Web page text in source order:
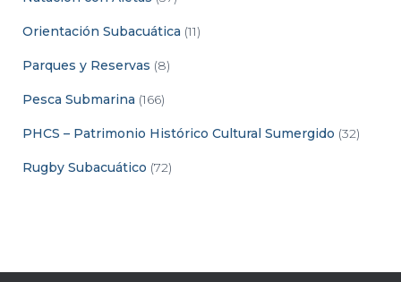
Orientación Subacuática (11)
Parques y Reservas (8)
Pesca Submarina (166)
PHCS – Patrimonio Histórico Cultural Sumergido (32)
Rugby Subacuático (72)